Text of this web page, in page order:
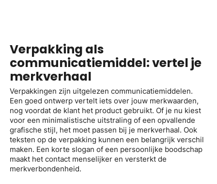
Verpakking als
communicatiemiddel: vertel je
merkverhaal
Verpakkingen zijn uitgelezen communicatiemiddelen.
Een goed ontwerp vertelt iets over jouw merkwaarden,
nog voordat de klant het product gebruikt. Of je nu kiest
voor een minimalistische uitstraling of een opvallende
grafische stijl, het moet passen bij je merkverhaal. Ook
teksten op de verpakking kunnen een belangrijk verschil
maken. Een korte slogan of een persoonlijke boodschap
maakt het contact menselijker en versterkt de
merkverbondenheid.